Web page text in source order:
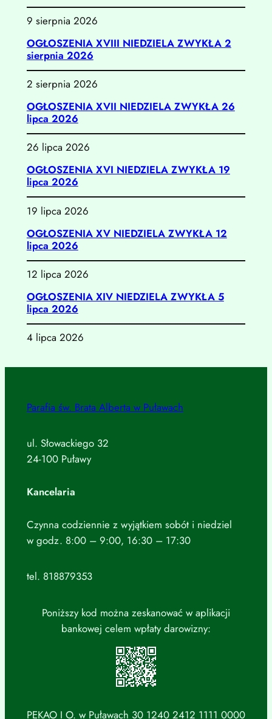
9 sierpnia 2026
OGŁOSZENIA XVIII NIEDZIELA ZWYKŁA 2
sierpnia 2026
2 sierpnia 2026
OGŁOSZENIA XVII NIEDZIELA ZWYKŁA 26
lipca 2026
26 lipca 2026
OGŁOSZENIA XVI NIEDZIELA ZWYKŁA 19
lipca 2026
19 lipca 2026
OGŁOSZENIA XV NIEDZIELA ZWYKŁA 12
lipca 2026
12 lipca 2026
OGŁOSZENIA XIV NIEDZIELA ZWYKŁA 5
lipca 2026
4 lipca 2026
Parafia św. Brata Alberta w Puławach
ul. Słowackiego 32
24-100 Puławy
Kancelaria
Czynna codziennie z wyjątkiem sobót i niedziel
w godz. 8:00 – 9:00, 16:30 – 17:30
tel. 818879353
Poniższy kod można zeskanować w aplikacji
bankowej celem wpłaty darowizny:
PEKAO I O. w Puławach 30 1240 2412 1111 0000